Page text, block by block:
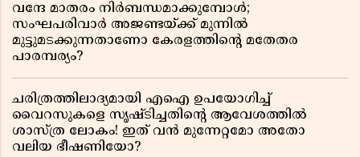
വന്ദേ മാതരം നിർബന്ധമാക്കുമ്പോൾ;
സംഘപരിവാർ അജണ്ടയ്ക്ക് മുന്നിൽ
മുട്ടുമടക്കുന്നതാണോ കേരളത്തിന്റെ മതേതര
പാരമ്പര്യം?
ചരിത്രത്തിലാദ്യമായി എഐ ഉപയോഗിച്ച്
വൈറസുകളെ സൃഷ്ടിച്ചതിന്റെ ആവേശത്തിൽ
ശാസ്ത്ര ലോകം! ഇത് വൻ മുന്നേറ്റമോ അതോ
വലിയ ഭീഷണിയോ?